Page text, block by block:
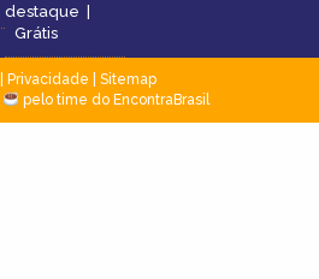
destaque |
Grátis
Privacidade
Sitemap
pelo time do EncontraBrasil